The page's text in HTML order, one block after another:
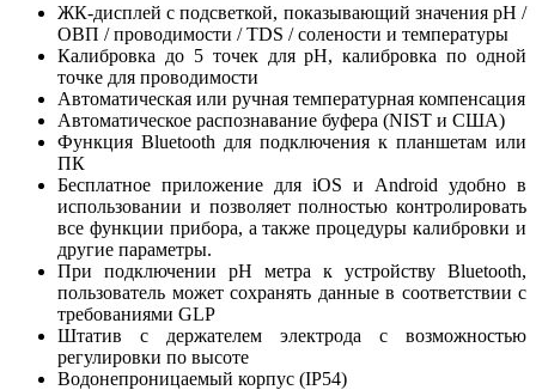
ЖК-дисплей с подсветкой, показывающий значения pH /
ОВП / проводимости / TDS / солености и температуры
Калибровка до 5 точек для pH, калибровка по одной
точке для проводимости
Автоматическая или ручная температурная компенсация
Автоматическое распознавание буфера (NIST и США)
Функция Bluetooth для подключения к планшетам или
ПК
Бесплатное приложение для iOS и Android удобно в
использовании и позволяет полностью контролировать
все функции прибора, а также процедуры калибровки и
другие параметры.
При подключении pH метра к устройству Bluetooth,
пользователь может сохранять данные в соответствии с
требованиями GLP
Штатив с держателем электрода с возможностью
регулировки по высоте
Водонепроницаемый корпус (IP54)